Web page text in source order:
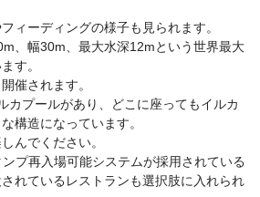
ィーディングの様子も見られます。
、幅30m、最大水深12mという世界最大
す。
催されます。
カプールがあり、どこに座ってもイルカ
構造になっています。
んでください。
プ再入場可能システムが採用されている
れているレストランも選択肢に入れられ